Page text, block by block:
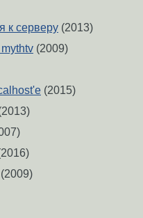
к серверу (2013)
(2009)
(2015)
(2009)